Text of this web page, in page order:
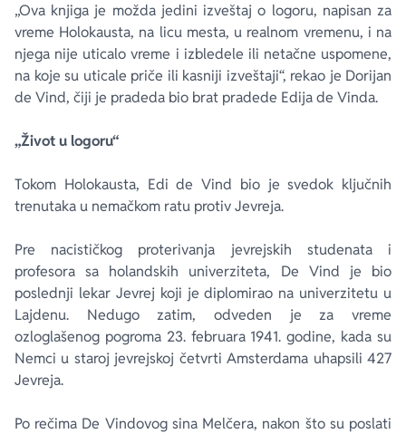
„Ova knjiga je možda jedini izveštaj o logoru, napisan za
vreme Holokausta, na licu mesta, u realnom vremenu, i na
njega nije uticalo vreme i izbledele ili netačne uspomene,
na koje su uticale priče ili kasniji izveštaji“, rekao je Dorijan
de Vind, čiji je pradeda bio brat pradede Edija de Vinda.
„Život u logoru“
Tokom Holokausta, Edi de Vind bio je svedok ključnih
trenutaka u nemačkom ratu protiv Jevreja.
Pre nacističkog proterivanja jevrejskih studenata i
profesora sa holandskih univerziteta, De Vind je bio
poslednji lekar Jevrej koji je diplomirao na univerzitetu u
Lajdenu. Nedugo zatim, odveden je za vreme
ozloglašenog pogroma 23. februara 1941. godine, kada su
Nemci u staroj jevrejskoj četvrti Amsterdama uhapsili 427
Jevreja.
Po rečima De Vindovog sina Melčera, nakon što su poslati